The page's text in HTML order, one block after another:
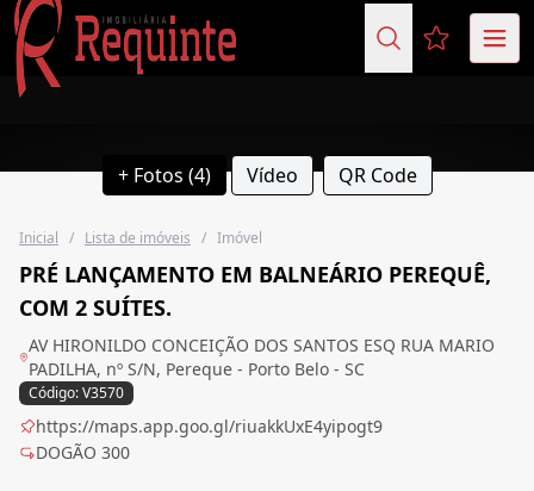
Favoritos
+ Fotos (4) Vídeo QR Code
Inicial / Lista de imóveis / Imóvel
PRÉ LANÇAMENTO EM BALNEÁRIO PEREQUÊ,
COM 2 SUÍTES.
AV HIRONILDO CONCEIÇÃO DOS SANTOS ESQ RUA MARIO
PADILHA, nº S/N, Pereque - Porto Belo - SC
Código: V3570
https://maps.app.goo.gl/riuakkUxE4yipogt9
DOGÃO 300